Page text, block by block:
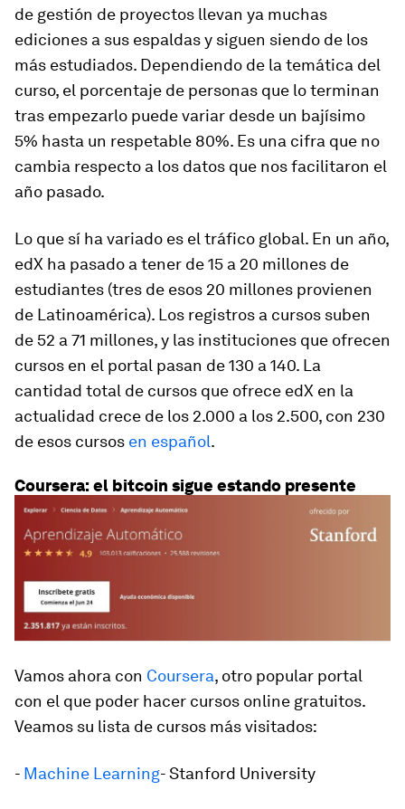
de gestión de proyectos llevan ya muchas
ediciones a sus espaldas y siguen siendo de los
más estudiados. Dependiendo de la temática del
curso, el porcentaje de personas que lo terminan
tras empezarlo puede variar desde un bajísimo
5% hasta un respetable 80%. Es una cifra que no
cambia respecto a los datos que nos facilitaron el
año pasado.
Lo que sí ha variado es el tráfico global. En un año,
edX ha pasado a tener de 15 a 20 millones de
estudiantes (tres de esos 20 millones provienen
de Latinoamérica). Los registros a cursos suben
de 52 a 71 millones, y las instituciones que ofrecen
cursos en el portal pasan de 130 a 140. La
cantidad total de cursos que ofrece edX en la
actualidad crece de los 2.000 a los 2.500, con 230
de esos cursos en español.
Coursera: el bitcoin sigue estando presente
Vamos ahora con Coursera, otro popular portal
con el que poder hacer cursos online gratuitos.
Veamos su lista de cursos más visitados:
- Machine Learning- Stanford University